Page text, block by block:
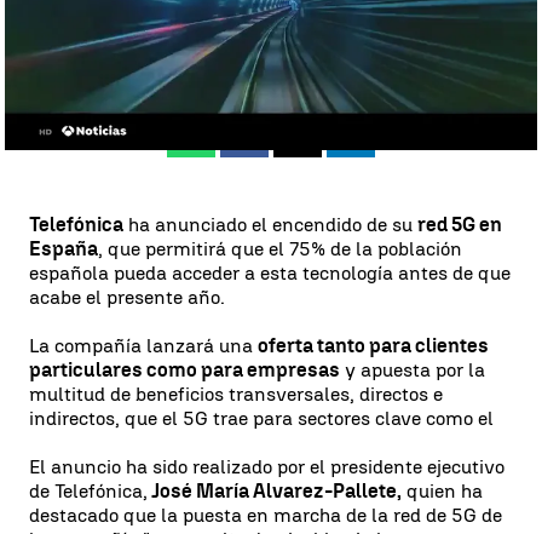
Antena 3 Noticias
Publicado:01 de septiembre de 2020, 16:50
Telefónica ha anunciado el encendido de su red 5G en
España, que permitirá que el 75% de la población
española pueda acceder a esta tecnología antes de que
acabe el presente año.
La compañía lanzará una oferta tanto para clientes
particulares como para empresas y apuesta por la
multitud de beneficios transversales, directos e
indirectos, que el 5G trae para sectores clave como el
El anuncio ha sido realizado por el presidente ejecutivo
de Telefónica, José María Alvarez-Pallete, quien ha
destacado que la puesta en marcha de la red de 5G de